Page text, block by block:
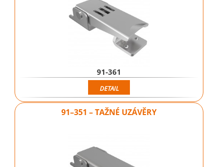
91-361
DETAIL
91–351 – TAŽNÉ UZÁVĚRY